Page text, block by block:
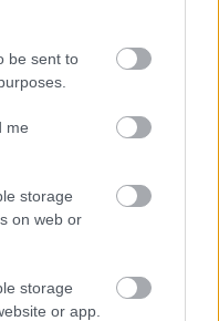
be sent to
me
storage
on web or
storage
or app.